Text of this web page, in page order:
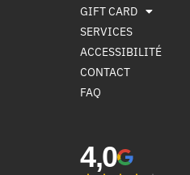
GIFT CARD
SERVICES
ACCESSIBILITÉ
CONTACT
FAQ
4,0